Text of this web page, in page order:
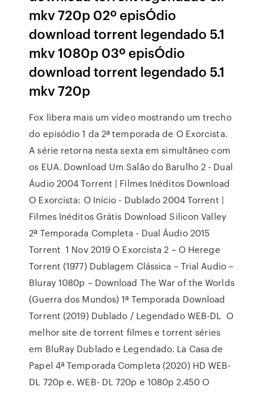
mkv 720p 02º episÓdio
download torrent legendado 5.1
mkv 1080p 03º episÓdio
download torrent legendado 5.1
mkv 720p
Fox libera mais um vídeo mostrando um trecho
do episódio 1 da 2ª temporada de O Exorcista.
A série retorna nesta sexta em simultâneo com
os EUA. Download Um Salão do Barulho 2 - Dual
Áudio 2004 Torrent | Filmes Inéditos Download
O Exorcista: O Início - Dublado 2004 Torrent |
Filmes Inéditos Grátis Download Silicon Valley
2ª Temporada Completa - Dual Áudio 2015
Torrent 1 Nov 2019 O Exorcista 2 – O Herege
Torrent (1977) Dublagem Clássica – Trial Audio –
Bluray 1080p – Download The War of the Worlds
(Guerra dos Mundos) 1ª Temporada Download
Torrent (2019) Dublado / Legendado WEB-DL O
melhor site de torrent filmes e torrent séries
em BluRay Dublado e Legendado. La Casa de
Papel 4ª Temporada Completa (2020) HD WEB-
DL 720p e. WEB- DL 720p e 1080p 2.450 O